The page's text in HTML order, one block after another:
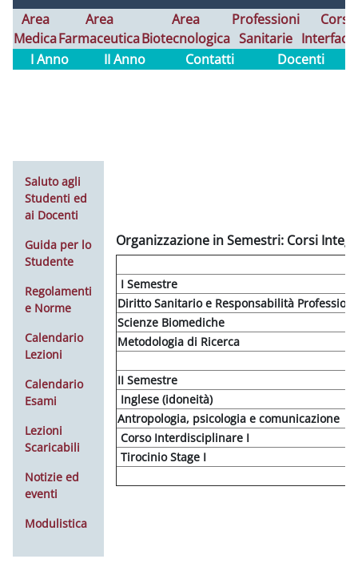
Area
Medica
Area
Farmaceutica
Area
Biotecnologica
Professioni
Sanitarie
Corsi
I Anno
II Anno Contatti Docenti
Saluto agli
Studenti ed
ai Docenti
Guida per lo
Studente
Regolamenti
e Norme
Calendario
Lezioni
Calendario
Esami
Lezioni
Scaricabili
Notizie ed
eventi
Modulistica
Organizzazione in Semestri: Corsi
I Semestre
Diritto Sanitario e Responsabilità
Scienze Biomediche
Metodologia di Ricerca
II Semestre
Inglese (idoneità)
Antropologia, psicologia e comunicazione
Corso Interdisciplinare I
Tirocinio Stage I